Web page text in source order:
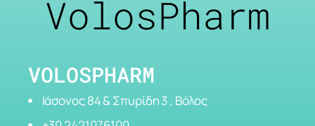
VolosPharm
VOLOSPHARM
Ιάσονος 84 & Σπυρίδη 3 , Βόλος